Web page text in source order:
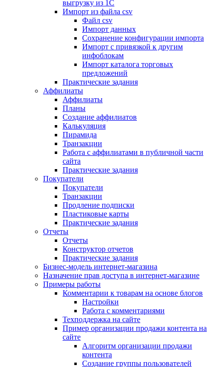
выгрузку из 1С
Импорт из файла csv
Файл csv
Импорт данных
Сохранение конфигурации импорта
Импорт с привязкой к другим
инфоблокам
Импорт каталога торговых
предложений
Практические задания
Аффилиаты
Аффилиаты
Планы
Создание аффилиатов
Калькуляция
Пирамида
Транзакции
Работа с аффилиатами в публичной части
сайта
Практические задания
Покупатели
Покупатели
Транзакции
Продление подписки
Пластиковые карты
Практические задания
Отчеты
Отчеты
Конструктор отчетов
Практические задания
Бизнес-модель интернет-магазина
Назначение прав доступа в интернет-магазине
Примеры работы
Комментарии к товарам на основе блогов
Настройки
Работа с комментариями
Техподдержка на сайте
Пример организации продажи контента на
сайте
Алгоритм организации продажи
контента
Создание группы пользователей